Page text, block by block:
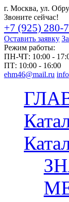
г. Москва, ул.
Звоните сейчас!
+7 (925) 280-
Оставить заявку
Режим работы:
ПН-ЧТ: 10:00 -
ПТ: 10:00 - 16:00
ehm46@mail.ru